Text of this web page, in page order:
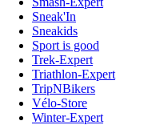
Sneak'In
Sneakids
Sport is good
Trek-Expert
Triathlon-Expert
TripNBikers
Vélo-Store
Winter-Expert